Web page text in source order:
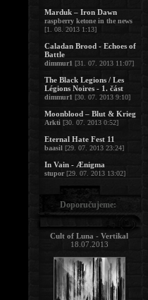
Marduk – Iron Dawn
raspberry ketone in the news
[1. 08. 2013 1:13]
Caladan Brood - Echoes of
Battle
dimmur1 [31. 07. 2013 11:07]
The Black Legions / Les
Légions Noires - 1. část
dimmur1 [30. 07. 2013 9:10]
Moonblood – Blut & Krieg
Arkti [30. 07. 2013 0:52]
Eternal Hate Fest 11
baasil [29. 07. 2013 23:24]
In Vain - Ænigma
stupor[29. 07. 2013 13:02]
Doporučujeme:
Cult of Luna - Vertikal
18.07.2013